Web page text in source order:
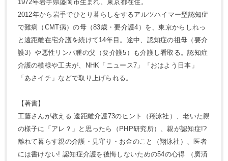
1972年岩手県盛岡市生まれ、東京都在住。
2012年から岩手でひとり暮らしをするアルツハイマー型認知症
で難病（CMT病）の母（83歳・要介護4）を、東京からしれっ
と遠距離在宅介護を続けて14年目。途中、認知症の祖母（要介
護3）や悪性リンパ腫の父（要介護5）も介護し看取る。認知症
介護の模様や工夫が、NHK「ニュース7」「おはよう日本」
「あさイチ」などで取り上げられる。
【著書】
工藤さんが教える 遠距離介護73のヒント（翔泳社）、老いた親
の様子に「アレ？」と思ったら（PHP研究所）、親が認知症!?
離れて暮らす親の介護・見守り・お金のこと（翔泳社）、医者
には書けない! 認知症介護を後悔しないための54の心得 （廣済